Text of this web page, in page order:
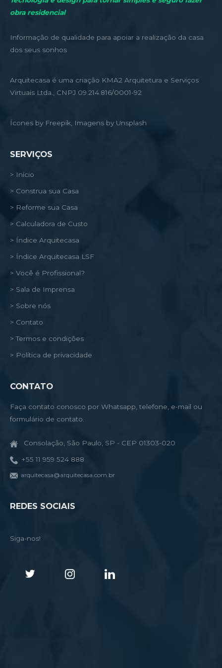
obra residencial
Informação de qualidade para apoiar a realização da casa
dos seus sonhos
Arquitecasa é uma criação KMA2 Arquitetura e Serviços
Virtuais Ltda., CNPJ 09.214.816/0001-92
Ícones by Freepik, Imagens by Unsplash
SERVIÇOS
> Início
> Construa sua Casa
> Reforme sua Casa
> Calculadora de Custo
> Índice Arquitecasa
> Índice Arquitecasa LSF
> Você é Profissional?
> Sala de Imprensa
> Sobre nós
> Contato
> Termos e condições
> Política de privacidade
CONTATO
Faça contato conosco por Whatsapp, telefone, e-mail ou
formulário de contato.
Consolação, São Paulo, SP - CEP 01303-020
+55 11 959 524 888
arquitecasa@arquitecasa.com.br
REDES SOCIAIS
Siga-nos!